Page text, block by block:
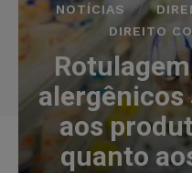
NOTÍCIAS
DIREITO
alergênicos
aos
quanto